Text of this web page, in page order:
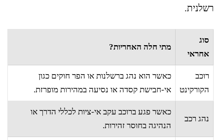
רשלנית.
סוג
אחראי
מתי חלה האחריות?
רוכב
הקורקינט
כאשר הוא נהג ברשלנות או הפר חוקים כגון
אי-חבישת קסדה או נסיעה במהירות מופרזת.
נהג רכב
כאשר פגע ברוכב עקב אי-ציות לכללי הדרך או
הנהיגה בחוסר זהירות.